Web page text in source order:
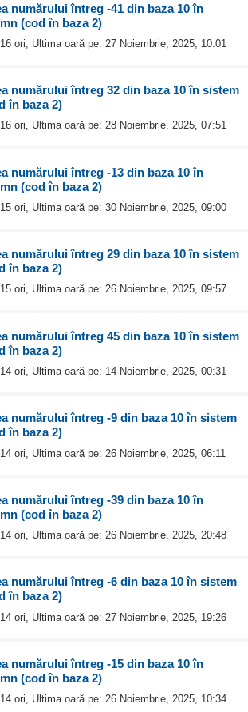
numărului întreg -41 din baza 10 în
(cod în baza 2)
ori, Ultima oară pe: 27 Noiembrie, 2025, 10:01
numărului întreg 32 din baza 10 în sistem
în baza 2)
ori, Ultima oară pe: 28 Noiembrie, 2025, 07:51
numărului întreg -13 din baza 10 în
(cod în baza 2)
ori, Ultima oară pe: 30 Noiembrie, 2025, 09:00
numărului întreg 29 din baza 10 în sistem
în baza 2)
ori, Ultima oară pe: 26 Noiembrie, 2025, 09:57
numărului întreg 45 din baza 10 în sistem
în baza 2)
ori, Ultima oară pe: 14 Noiembrie, 2025, 00:31
numărului întreg -9 din baza 10 în sistem
în baza 2)
ori, Ultima oară pe: 26 Noiembrie, 2025, 06:11
numărului întreg -39 din baza 10 în
(cod în baza 2)
ori, Ultima oară pe: 26 Noiembrie, 2025, 20:48
numărului întreg -6 din baza 10 în sistem
în baza 2)
ori, Ultima oară pe: 27 Noiembrie, 2025, 19:26
numărului întreg -15 din baza 10 în
(cod în baza 2)
ori, Ultima oară pe: 26 Noiembrie, 2025, 10:34